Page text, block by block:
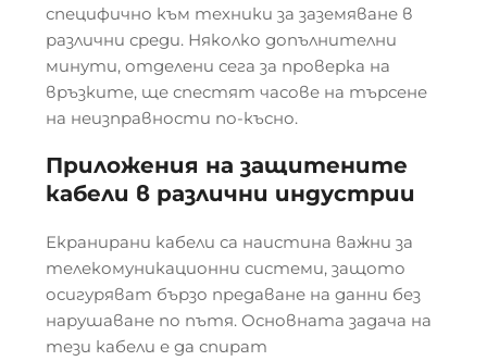
специфично към техники за заземяване в
различни среди. Няколко допълнителни
минути, отделени сега за проверка на
връзките, ще спестят часове на търсене
на неизправности по-късно.
Приложения на защитените
кабели в различни индустрии
Екранирани кабели са наистина важни за
телекомуникационни системи, защото
осигуряват бързо предаване на данни без
нарушаване по пътя. Основната задача на
тези кабели е да спират